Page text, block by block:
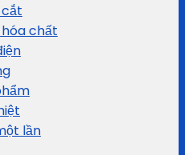
chất
lần